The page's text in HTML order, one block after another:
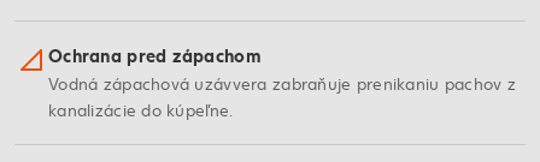
Ochrana pred zápachom
Vodná zápachová uzávvera zabraňuje prenikaniu pachov z
kanalizácie do kúpeľne.